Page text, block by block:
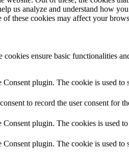
us analyze and understand how
these cookies may affect your
ensure basic functionalities
plugin. The cookie is used
to record the user consent for
plugin. The cookies is used
plugin. The cookie is used to